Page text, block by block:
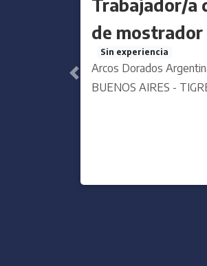
rápidas
Sin experiencia
Burger King
BUENOS AIRES - TRES
Anterior